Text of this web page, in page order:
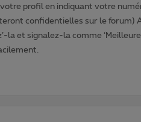
profil en indiquant votre
confidentielles sur le forum)
la et signalez-la comme ‘Meilleure